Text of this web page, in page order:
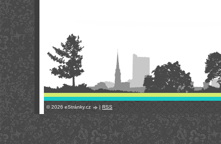
© 2026 eStránky.cz |RSS